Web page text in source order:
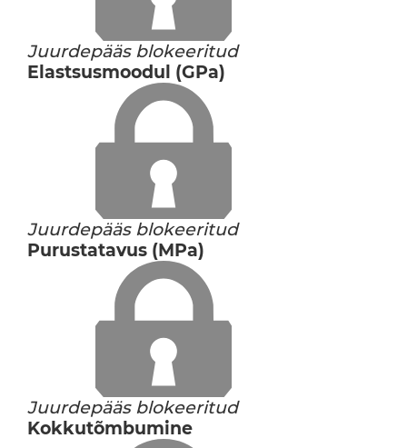
Juurdepääs blokeeritud
Elastsusmoodul (GPa)
Juurdepääs blokeeritud
Purustatavus (MPa)
Juurdepääs blokeeritud
Kokkutõmbumine